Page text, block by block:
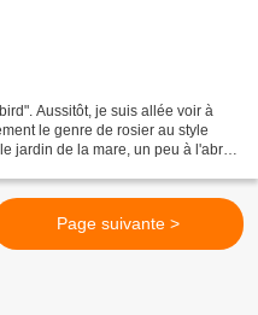
Aussitôt, je suis allée voir à
le genre de rosier au style
jardin de la mare, un peu à l'abri
Page suivante >